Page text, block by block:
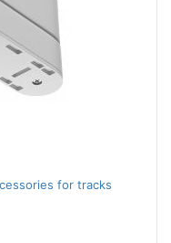
for tracks